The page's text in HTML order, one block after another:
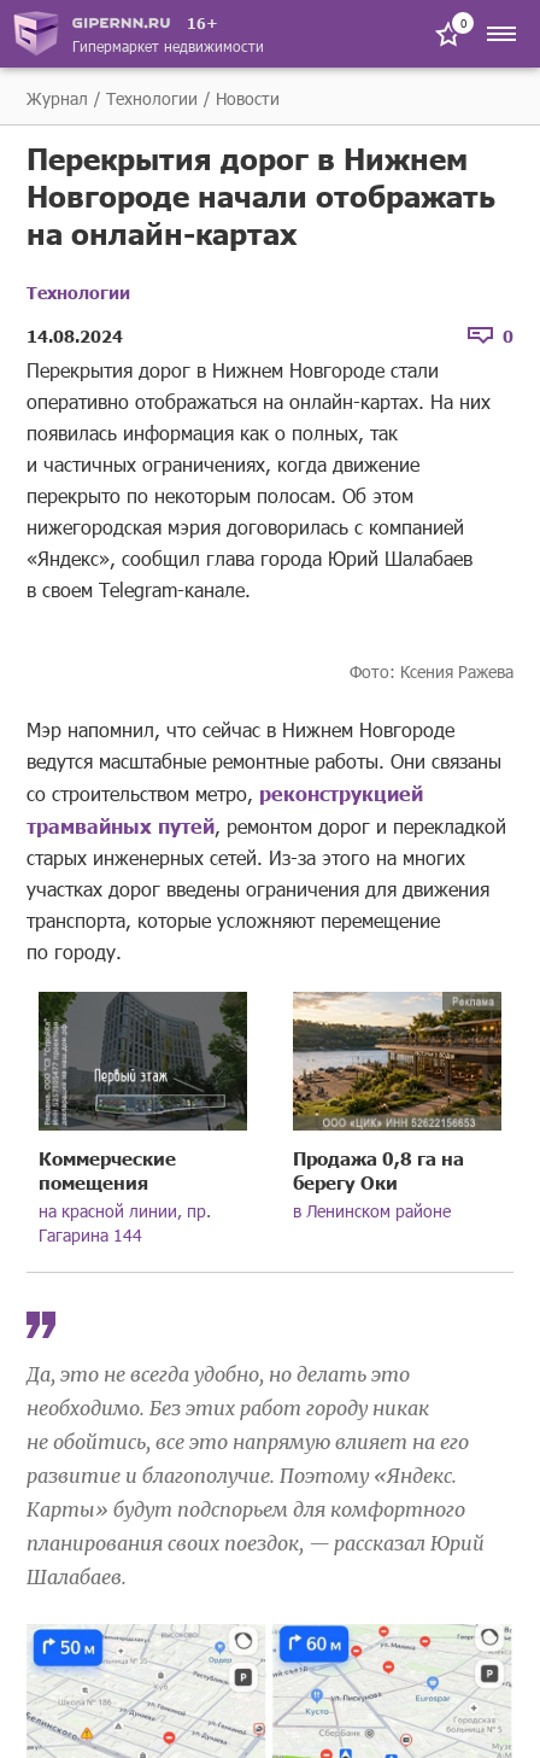
16+
Гипермаркет недвижимости
0
Журнал Технологии Новости
Перекрытия дорог в Нижнем
Новгороде начали отображать
на онлайн-картах
Технологии
14.08.2024
0
Перекрытия дорог в Нижнем Новгороде стали
оперативно отображаться на онлайн-картах. На них
появилась информация как о полных, так
и частичных ограничениях, когда движение
перекрыто по некоторым полосам. Об этом
нижегородская мэрия договорилась с компанией
«Яндекс», сообщил глава города Юрий Шалабаев
в своем Telegram-канале.
Фото: Ксения Ражева
Мэр напомнил, что сейчас в Нижнем Новгороде
ведутся масштабные ремонтные работы. Они связаны
со строительством метро, реконструкцией
трамвайных путей, ремонтом дорог и перекладкой
старых инженерных сетей. Из-за этого на многих
участках дорог введены ограничения для движения
транспорта, которые усложняют перемещение
по городу.
Коммерческие
помещения
на красной линии, пр.
Гагарина 144
Продажа 0,8 га на
берегу Оки
в Ленинском районе
Да, это не всегда удобно, но делать это
необходимо. Без этих работ городу никак
не обойтись, все это напрямую влияет на его
развитие и благополучие. Поэтому «Яндекс.
Карты» будут подспорьем для комфортного
планирования своих поездок, — рассказал Юрий
Шалабаев.